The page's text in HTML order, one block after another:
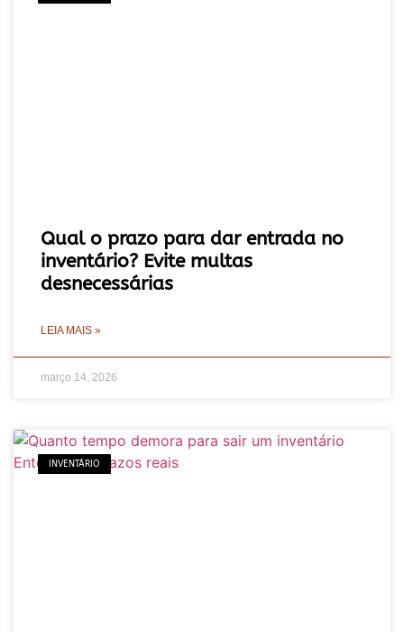
Qual o prazo para dar entrada no
inventário? Evite multas
desnecessárias
LEIA MAIS »
março 14, 2026
INVENTÁRIO